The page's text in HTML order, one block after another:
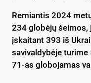
Remiantis 2024
234 globėjų šeimos,
įskaitant 393 iš
savivaldybėje
71-as globojamas